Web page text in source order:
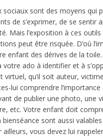
sociaux sont des moyens qui
de s’exprimer, de se sentir
Mais l’exposition à ces outils
peut être risquée. D’où
enfant des dérives de la
votre ado à identifier et à
virtuel, qu’il soit auteur,
lui comprendre l’importance
de publier une photo, une
etc. Votre enfant doit
bienséance sont aussi
ailleurs, vous devez lui